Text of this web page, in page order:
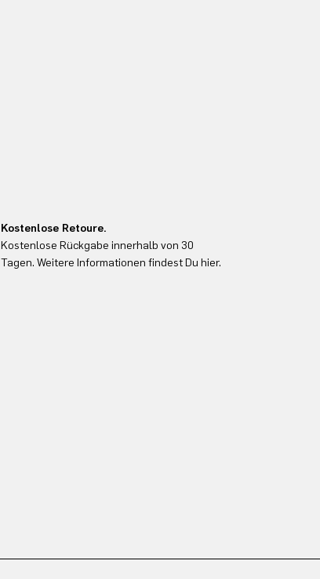
Kostenlose Retoure.
Kostenlose Rückgabe innerhalb von 30
Tagen. Weitere Informationen findest Du hier.